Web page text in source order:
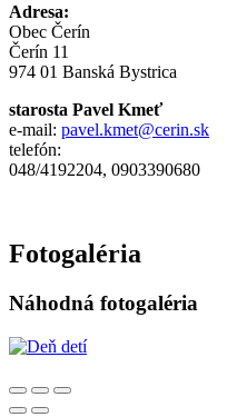
Adresa:
Obec Čerín
Čerín 11
974 01 Banská Bystrica
starosta Pavel Kmeť
e-mail: pavel.kmet@cerin.sk
telefón:
048/4192204, 0903390680
Fotogaléria
Náhodná fotogaléria